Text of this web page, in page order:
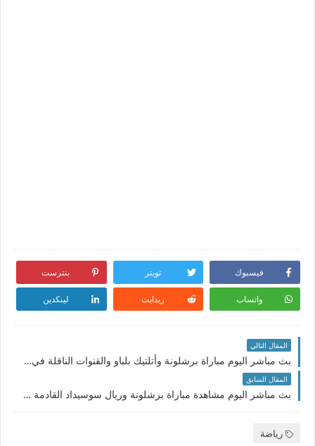
فيسبوك تويتر بنترست
واتساب ريدايت لينكدين
المقال التالي
بث مباشر اليوم مباراة برشلونة وأتلتيك بلباو والقنوات الناقلة في الدوري الإسباني 21-8-2021
المقال السابق
بث مباشر اليوم مشاهدة مباراة برشلونة وريال سوسيداد القادمة في الدوري الإسباني والقنوات الناقلة
رياضة